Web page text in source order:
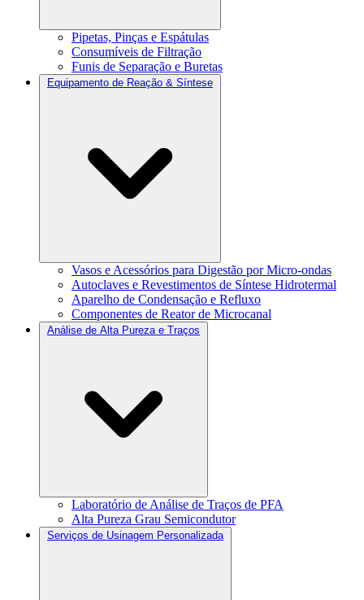
Pipetas, Pinças e Espátulas
Consumíveis de Filtração
Funis de Separação e Buretas
Equipamento de Reação & Síntese
Vasos e Acessórios para Digestão por Micro-ondas
Autoclaves e Revestimentos de Síntese Hidrotermal
Aparelho de Condensação e Refluxo
Componentes de Reator de Microcanal
Análise de Alta Pureza e Traços
Laboratório de Análise de Traços de PFA
Alta Pureza Grau Semicondutor
Serviços de Usinagem Personalizada